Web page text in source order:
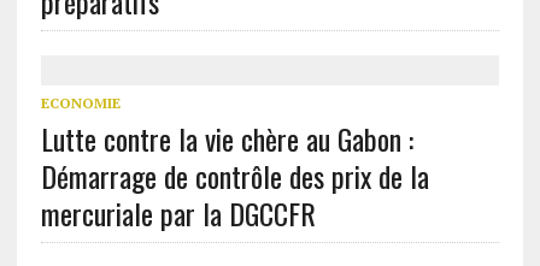
ECONOMIE
Lutte contre la vie chère au Gabon :
Démarrage de contrôle des prix de la
mercuriale par la DGCCFR